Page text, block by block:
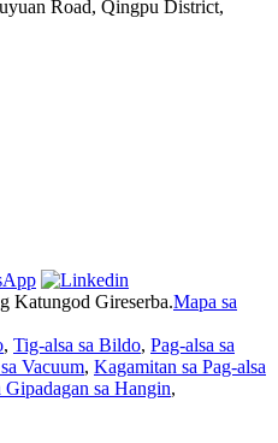
Road, Qingpu District,
Katungod Gireserba.Mapa sa
, Tig-alsa sa Bildo, Pag-alsa sa
Vacuum, Kagamitan sa Pag-alsa
sa Hangin,